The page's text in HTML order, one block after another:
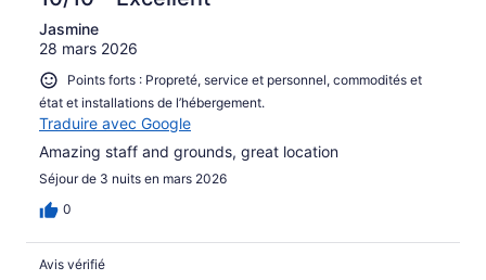
Jasmine
28 mars 2026
Points forts : Propreté, service et personnel, commodités et
état et installations de l’hébergement.
Traduire avec Google
Amazing staff and grounds, great location
Séjour de 3 nuits en mars 2026
0
Avis vérifié